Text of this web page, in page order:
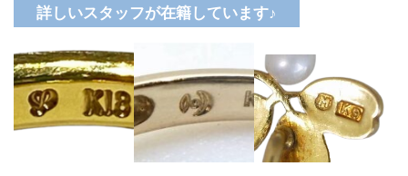
詳しいスタッフが在籍しています♪